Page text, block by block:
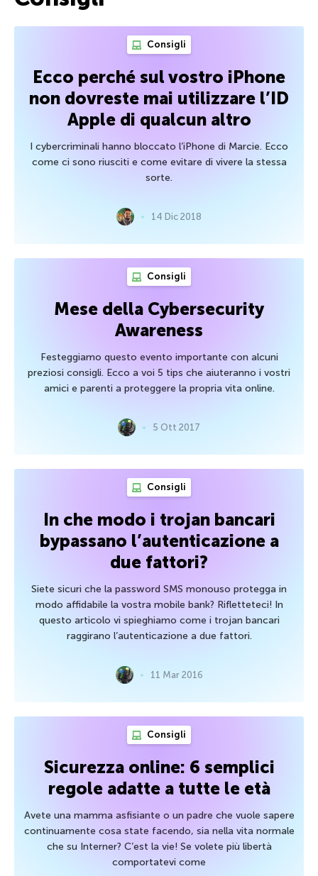
Consigli
Ecco perché sul vostro iPhone
non dovreste mai utilizzare l’ID
Apple di qualcun altro
I cybercriminali hanno bloccato l’iPhone di Marcie. Ecco
come ci sono riusciti e come evitare di vivere la stessa
sorte.
14 Dic 2018
Consigli
Mese della Cybersecurity
Awareness
Festeggiamo questo evento importante con alcuni
preziosi consigli. Ecco a voi 5 tips che aiuteranno i vostri
amici e parenti a proteggere la propria vita online.
5 Ott 2017
Consigli
In che modo i trojan bancari
bypassano l’autenticazione a
due fattori?
Siete sicuri che la password SMS monouso protegga in
modo affidabile la vostra mobile bank? Rifletteteci! In
questo articolo vi spieghiamo come i trojan bancari
raggirano l’autenticazione a due fattori.
11 Mar 2016
Consigli
Sicurezza online: 6 semplici
regole adatte a tutte le età
Avete una mamma asfisiante o un padre che vuole sapere
continuamente cosa state facendo, sia nella vita normale
che su Interner? C’est la vie! Se volete più libertà
comportatevi come